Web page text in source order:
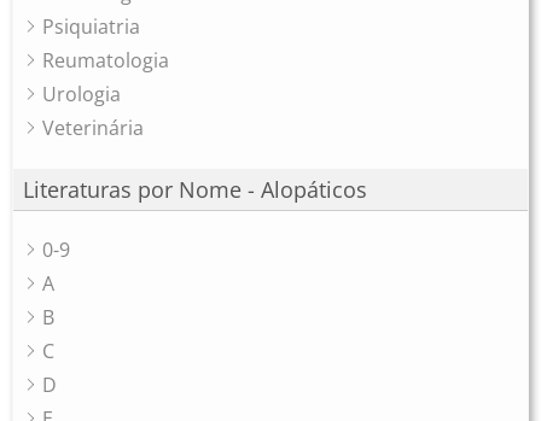
Psiquiatria
Reumatologia
Urologia
Veterinária
Literaturas por Nome - Alopáticos
0-9
A
B
C
D